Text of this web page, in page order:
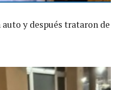
y después trataron de